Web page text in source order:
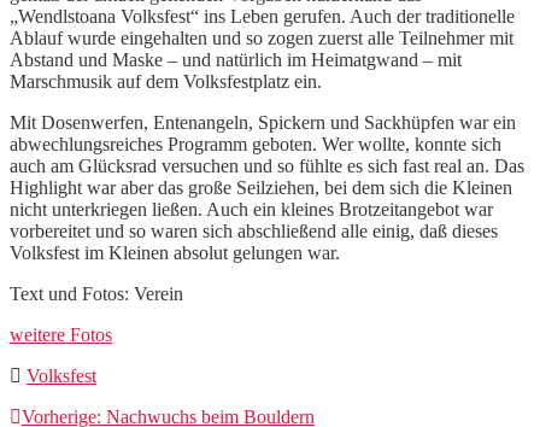
„Wendlstoana Volksfest“ ins Leben gerufen. Auch der traditionelle
Ablauf wurde eingehalten und so zogen zuerst alle Teilnehmer mit
Abstand und Maske – und natürlich im Heimatgwand – mit
Marschmusik auf dem Volksfestplatz ein.
Mit Dosenwerfen, Entenangeln, Spickern und Sackhüpfen war ein
abwechlungsreiches Programm geboten. Wer wollte, konnte sich
auch am Glücksrad versuchen und so fühlte es sich fast real an. Das
Highlight war aber das große Seilziehen, bei dem sich die Kleinen
nicht unterkriegen ließen. Auch ein kleines Brotzeitangebot war
vorbereitet und so waren sich abschließend alle einig, daß dieses
Volksfest im Kleinen absolut gelungen war.
Text und Fotos: Verein
weitere Fotos
Volksfest
Vorherige: Vorheriger
Nachwuchs beim Bouldern